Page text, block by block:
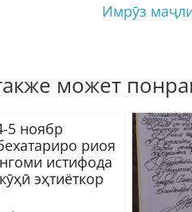
Имрӯз
может
ноябр
риоя
истифода
эҳтиёткор